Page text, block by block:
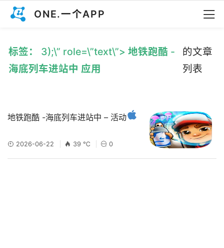
ONE.一个APP
标签： 3);\” role=\”text\”> 地铁跑酷 -
海底列车进站中 应用
的文章
列表
地铁跑酷 -海底列车进站中 – 活动
2026-06-22 39 ℃ 0